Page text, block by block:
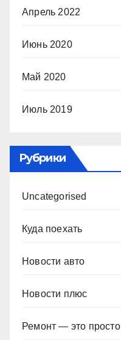
Апрель 2022
Июнь 2020
Май 2020
Июль 2019
Рубрики
Uncategorised
Куда поехать
Новости авто
Новости плюс
Ремонт — это просто